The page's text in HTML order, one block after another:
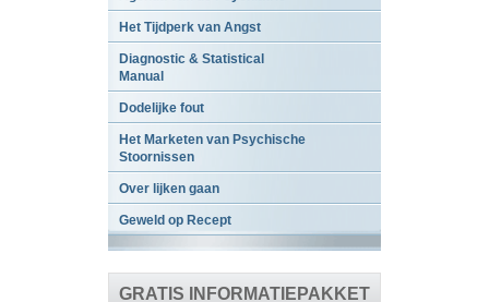
Het Tijdperk van Angst
Diagnostic & Statistical
Manual
Dodelijke fout
Het Marketen van Psychische
Stoornissen
Over lijken gaan
Geweld op Recept
GRATIS INFORMATIEPAKKET